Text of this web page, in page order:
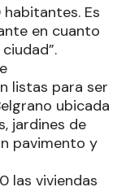
Es
en cuanto
listas para ser
ubicada
jardines de
pavimento y
las viviendas